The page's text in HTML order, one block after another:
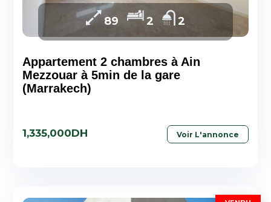
Appartement 2 chambres à Ain
Mezzouar à 5min de la gare
(Marrakech)
1,335,000DH Voir L'annonce
89 2 2